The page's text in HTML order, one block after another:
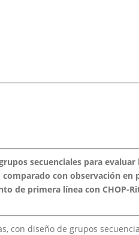
secuenciales para
con observación en
de primera línea con CHOP-
con diseño de grupos